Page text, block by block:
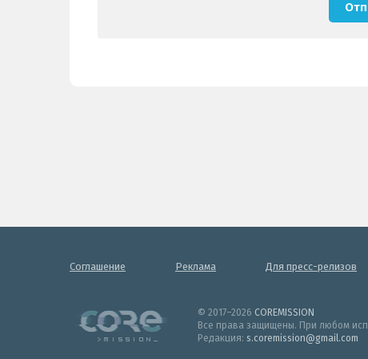
Соглашение Реклама Для пресс-релизов
© 2017–2026 COREMISSION
Все права защищены. При любом
Редакция: s.coremission@gmail.com